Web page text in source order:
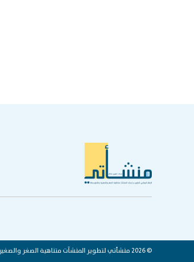
© 2026 منشأتي لتطوير المنشآت متناهية الصغر والصغيرة جداً والصغيرة والمتوسطة والكبيرة